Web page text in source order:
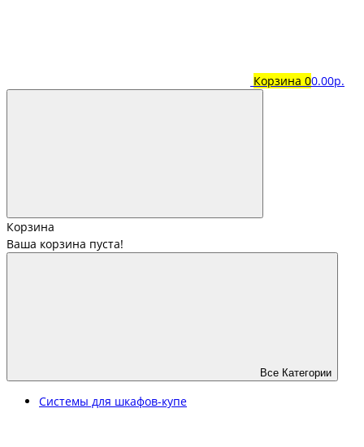
Корзина 00.00р.
Корзина
Ваша корзина пуста!
Все Категории
Системы для шкафов-купе